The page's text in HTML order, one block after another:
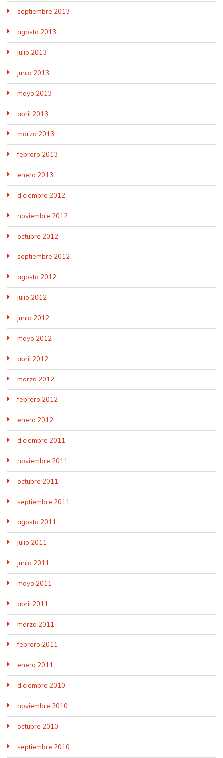
septiembre 2013
agosto 2013
julio 2013
junio 2013
mayo 2013
abril 2013
marzo 2013
febrero 2013
enero 2013
diciembre 2012
noviembre 2012
octubre 2012
septiembre 2012
agosto 2012
julio 2012
junio 2012
mayo 2012
abril 2012
marzo 2012
febrero 2012
enero 2012
diciembre 2011
noviembre 2011
octubre 2011
septiembre 2011
agosto 2011
julio 2011
junio 2011
mayo 2011
abril 2011
marzo 2011
febrero 2011
enero 2011
diciembre 2010
noviembre 2010
octubre 2010
septiembre 2010